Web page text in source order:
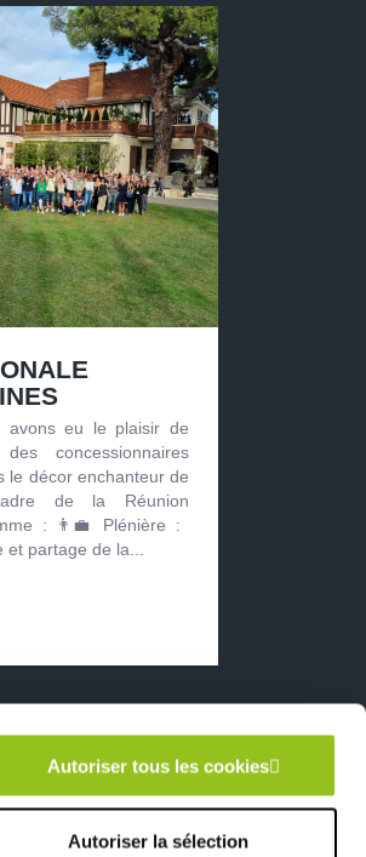
Autoriser tous les cookies
Autoriser la sélection
avons eu le plaisir de
concessionnaires
le décor enchanteur de
de la Réunion
: 👨‍💼 Plénière :
partage de la...